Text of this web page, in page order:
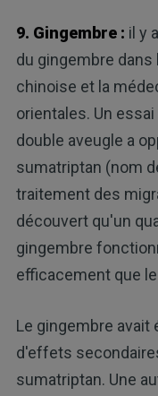
9. Gingembre : il y
du gingembre
chinoise et la
orientales. Un
double aveugle a
sumatriptan (nom
traitement des
découvert qu'un
gingembre
efficacement que
Le gingembre avait
d'effets
sumatriptan. Une